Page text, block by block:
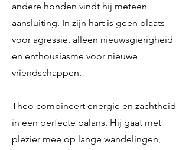
andere honden vindt hij meteen
aansluiting. In zijn hart is geen plaats
voor agressie, alleen nieuwsgierigheid
en enthousiasme voor nieuwe
vriendschappen.
Theo combineert energie en zachtheid
in een perfecte balans. Hij gaat met
plezier mee op lange wandelingen,